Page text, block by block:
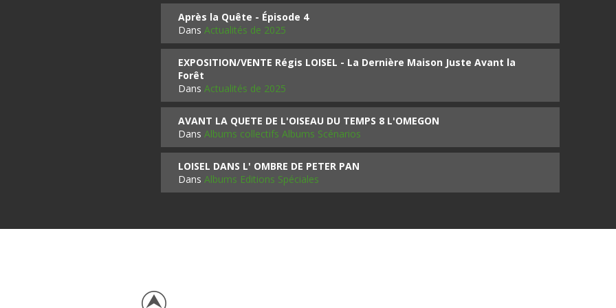
Après la Quête - Épisode 4
Dans Actualités de 2025
EXPOSITION/VENTE Régis LOISEL - La Dernière Maison Juste Avant la
Forêt
Dans Actualités de 2025
AVANT LA QUETE DE L'OISEAU DU TEMPS 8 L'OMEGON
Dans Albums collectifs Albums Scénarios
LOISEL DANS L' OMBRE DE PETER PAN
Dans Albums Editions Spéciales